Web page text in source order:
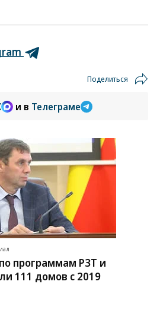
Поделиться
и в Телеграме
программам РЗТ и
111 домов с 2019